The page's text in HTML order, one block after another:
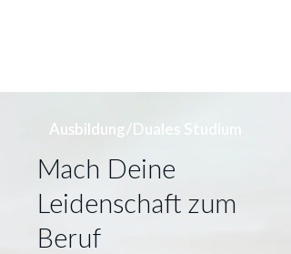
Ausbildung/Duales Studium
Mach Deine
Leidenschaft zum
Beruf